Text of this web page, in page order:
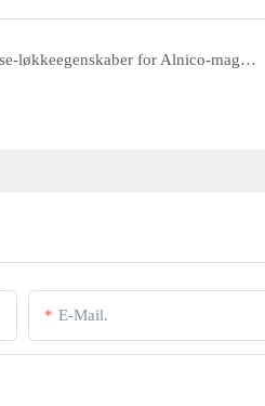
Magnetiske hysterese-løkkeegenskaber for Alnico-magneter, årsager til næsten lineær adfærd og sammenligning med sjældne jordarters permanente magneter
E-Mail.